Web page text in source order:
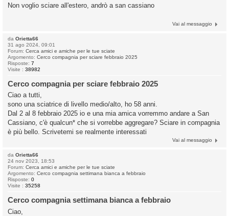
Non voglio sciare all'estero, andrò a san cassiano
Vai al messaggio
da Orietta66
31 ago 2024, 09:01
Forum: Cerca amici e amiche per le tue sciate
Argomento: Cerco compagnia per sciare febbraio 2025
Risposte: 7
Visite : 38982
Cerco compagnia per sciare febbraio 2025
Ciao a tutti,
sono una sciatrice di livello medio/alto, ho 58 anni.
Dal 2 al 8 febbraio 2025 io e una mia amica vorremmo andare a San
Cassiano, c'è qualcun* che si vorrebbe aggregare? Sciare in compagnia
è più bello. Scrivetemi se realmente interessati
Vai al messaggio
da Orietta66
24 nov 2023, 18:53
Forum: Cerca amici e amiche per le tue sciate
Argomento: Cerco compagnia settimana bianca a febbraio
Risposte: 0
Visite : 35258
Cerco compagnia settimana bianca a febbraio
Ciao,